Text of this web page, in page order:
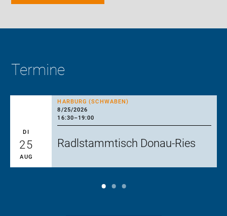
Termine
HARBURG (SCHWABEN)
8/25/2026
16:30–19:00
DI
25
AUG
Radlstammtisch Donau-Ries